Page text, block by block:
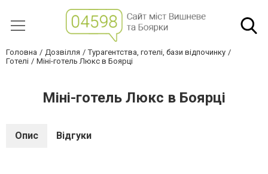
Головна Дозвілля
Турагентства, готелі, бази відпочинку
Готелі
Міні-готель Люкс в Боярці
Міні-готель Люкс в Боярці
Опис Відгуки